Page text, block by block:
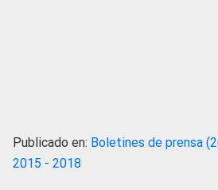
Publicado en: Boletines de prensa
2015 - 2018